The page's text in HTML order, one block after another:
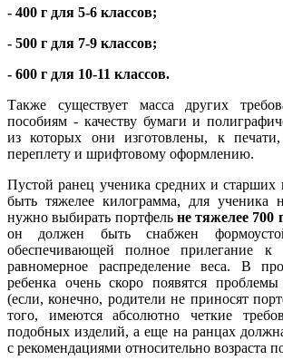
- 400 г для 5-6 классов;
- 500 г для 7-9 классов;
- 600 г для 10-11 классов.
Также существует масса других
пособиям - качеству бумаги и
из которых они изготовлены, к печати,
переплету и шрифтовому оформлению.
Пустой ранец ученика средних и старших
быть тяжелее килограмма, для ученика
нужно выбирать портфель не тяжелее 700
он должен быть снабжен
обеспечивающей полное прилегание к
равномерное распределение веса. В
ребенка очень скоро появятся
(если, конечно, родители не приносят
того, имеются абсолютно четкие
подобных изделий, а еще на ранцах
с рекомендациями относительно возраста